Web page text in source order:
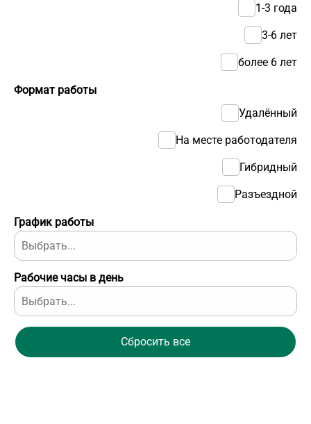
1-3 года
3-6 лет
более 6 лет
График работы
Рабочие часы в день
Формат работы
Удалённый
На месте работодателя
Гибридный
Разъездной
Сбросить все